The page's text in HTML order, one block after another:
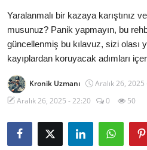
İletişim
Trafik & Cezalar
Sigorta & Kasko
Vergi & ÖTV & MTV
Sorgulamalar
Yaralanmalı bir kazaya karıştınız
musunuz? Panik yapmayın, bu
güncellenmiş bu kılavuz, sizi olası
kayıplardan koruyacak adımları
Kronik Uzmanı
Aralık 26, 2025
Aralık 26, 2025 - 22:20
0 50